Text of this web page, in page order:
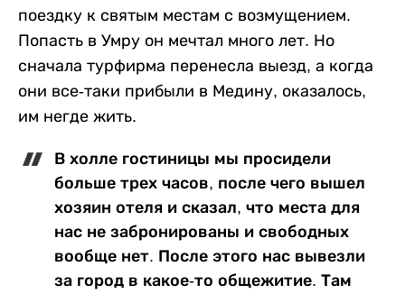
поездку к святым местам с возмущением.
Попасть в Умру он мечтал много лет. Но
сначала турфирма перенесла выезд, а когда
они все-таки прибыли в Медину, оказалось,
им негде жить.
В холле гостиницы мы просидели
больше трех часов, после чего вышел
хозяин отеля и сказал, что места для
нас не забронированы и свободных
вообще нет. После этого нас вывезли
за город в какое-то общежитие. Там